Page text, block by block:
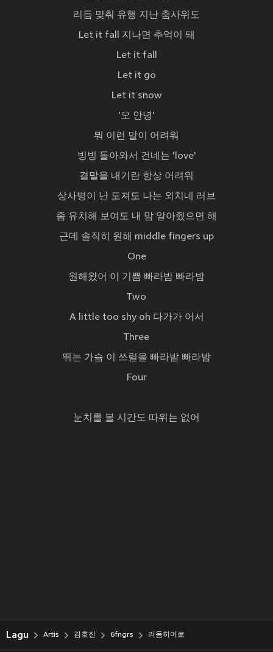
리듬 맞춰 유행 지난 춤사위도
Let it fall 지나면 추억이 돼
Let it fall
Let it go
Let it snow
'오 안녕'
뭐 이런 말이 어려워
빙빙 돌아와서 건네는 'love'
결말을 내기란 항상 어려워
상사병이 난 도져도 나는 외치네 러브
좀 유치해 보여도 내 맘 알아줬으면 해
근데 솔직히 원해 middle fingers up
One
원해왔어 이 기쁨 빠라밤 빠라밤
Two
A little too shy oh 다가가 어서
Three
뛰는 가슴 이 쓰릴을 빠라밤 빠라밤
Four
눈치를 볼 시간도 따위는 없어
Lagu Artis 김호진 6fngrs 리듬히어로